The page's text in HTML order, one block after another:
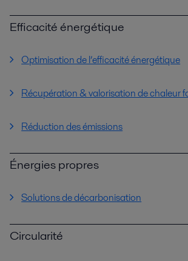
Efficacité énergétique
Optimisation de l’efficacité énergétique
Récupération & valorisation de chaleur
Réduction des émissions
Énergies propres
Solutions de décarbonisation
Circularité